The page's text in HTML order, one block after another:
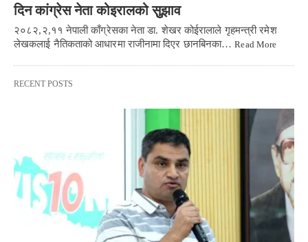
दिन कांग्रेस नेता कोइरालको सुुझाव
२०८२,२,११ नेपाली काँग्रेसका नेता डा. शेखर कोईरालाले गृहमन्त्री रमेश
लेखकलाई नैतिकताको आधारमा राजीनामा दिएर छानबिनका…Read More
RECENT POSTS